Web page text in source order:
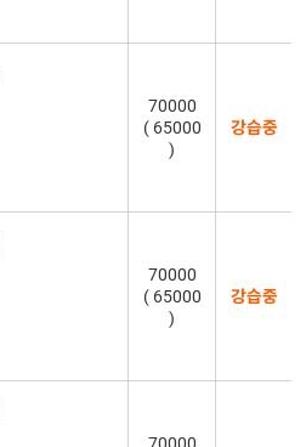
70000
( 65000
)
강습중
70000
( 65000
)
강습중